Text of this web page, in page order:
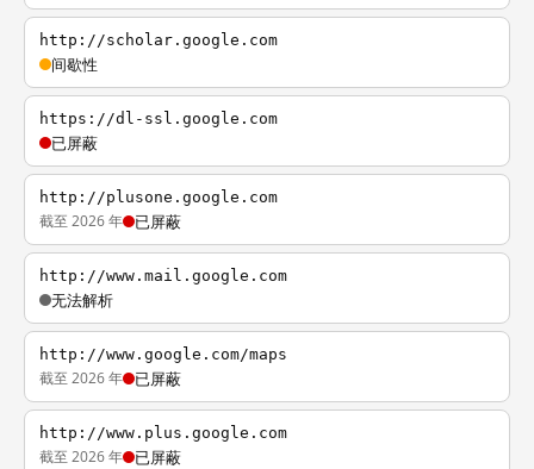
http://scholar.google.com
间歇性
https://dl-ssl.google.com
已屏蔽
http://plusone.google.com
截至 2026 年 已屏蔽
http://www.mail.google.com
无法解析
http://www.google.com/maps
截至 2026 年 已屏蔽
http://www.plus.google.com
截至 2026 年 已屏蔽